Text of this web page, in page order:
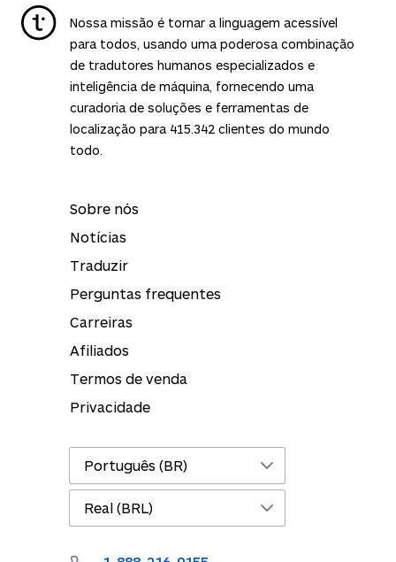
Nossa missão é tornar a linguagem acessível
para todos, usando uma poderosa combinação
de tradutores humanos especializados e
inteligência de máquina, fornecendo uma
curadoria de soluções e ferramentas de
localização para 415.342 clientes do mundo
todo.
Sobre nós
Notícias
Traduzir
Perguntas frequentes
Carreiras
Afiliados
Termos de venda
Privacidade